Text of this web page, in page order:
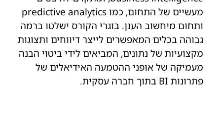
מעשיים של התחום, כמו predictive analytics
ותחום מיחשוב הענן. בוגרי הקורס ישלטו ברמה
גבוהה בכלים המאפשרים לייצר דיווחים ותצוגות
מקצועיות של נתונים, המביאים לידי ביטוי הבנה
מעמיקה של אופני ההטמעה האידיאלים של
פתרונות BI בתוך חברה עסקית.